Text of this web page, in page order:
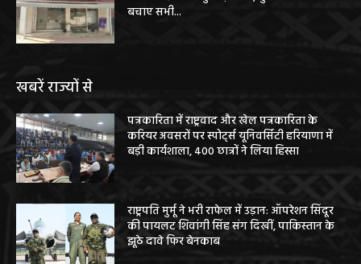
बचाए सभी...
खबरें राज्यों से
पत्रकारिता में राष्ट्रवाद और खेल पत्रकारिता के
करियर अवसरों पर स्पोर्ट्स यूनिवर्सिटी हरियाणा में
बड़ी कार्यशाला, 400 छात्रों ने लिया हिस्सा
राष्ट्रपति मुर्मू ने भरी राफेल में उड़ान: ऑपरेशन सिंदूर
की पायलट शिवांगी सिंह संग दिखीं, पाकिस्तान के
झूठे दावे फिर बेनकाब